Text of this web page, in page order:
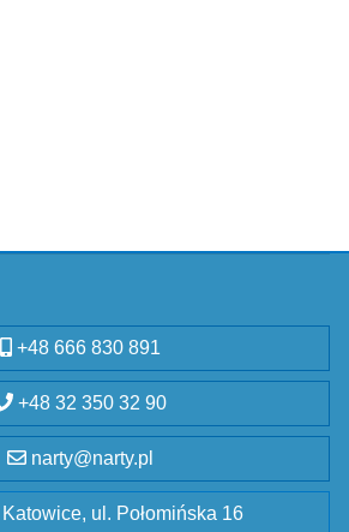
+48 666 830 891
+48 32 350 32 90
narty@narty.pl
ul. Połomińska 16